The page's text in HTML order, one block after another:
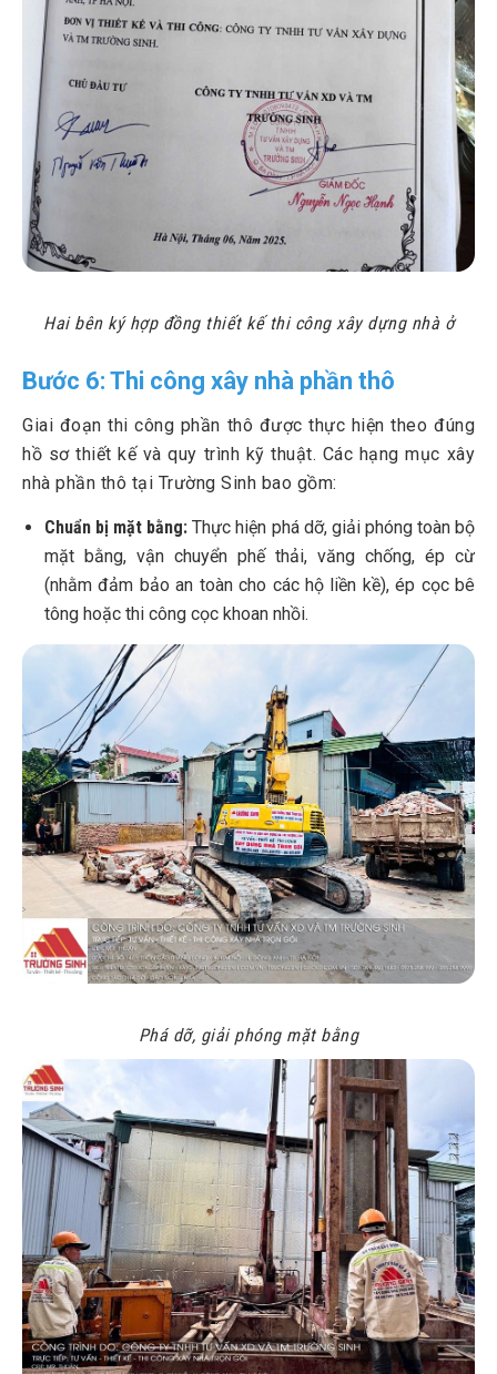
Hai bên ký hợp đồng thiết kế thi công xây dựng nhà ở
Bước 6: Thi công xây nhà phần thô
Giai đoạn thi công phần thô được thực hiện theo đúng
hồ sơ thiết kế và quy trình kỹ thuật. Các hạng mục xây
nhà phần thô tại Trường Sinh bao gồm:
Chuẩn bị mặt bằng:Thực hiện phá dỡ, giải phóng toàn bộ
mặt bằng, vận chuyển phế thải, văng chống, ép cừ
(nhằm đảm bảo an toàn cho các hộ liền kề), ép cọc bê
tông hoặc thi công cọc khoan nhồi.
Phá dỡ, giải phóng mặt bằng